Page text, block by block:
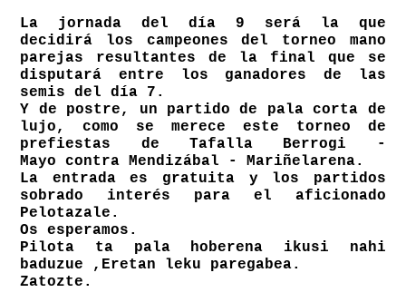
La jornada del día 9 será la que
decidirá los campeones del torneo mano
parejas resultantes de la final que se
disputará entre los ganadores de las
semis del día 7.
Y de postre, un partido de pala corta de
lujo, como se merece este torneo de
prefiestas de Tafalla Berrogi -
Mayo contra Mendizábal - Mariñelarena.
La entrada es gratuita y los partidos
sobrado interés para el aficionado
Pelotazale.
Os esperamos.
Pilota ta pala hoberena ikusi nahi
baduzue ,Eretan leku paregabea.
Zatozte.